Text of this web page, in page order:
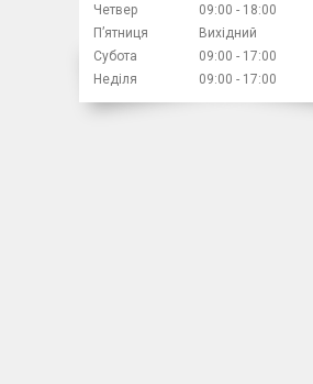
Четвер
09:00
18:00
Пʼятниця
Вихідний
Субота
09:00
17:00
Неділя
09:00 17:00